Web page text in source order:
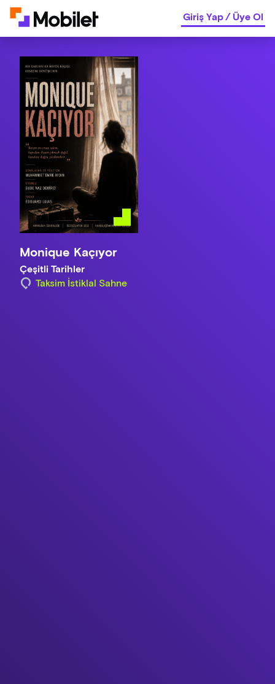
Giriş Yap/Üye Ol
Monique Kaçıyor
Çeşitli Tarihler
Taksim İstiklal Sahne